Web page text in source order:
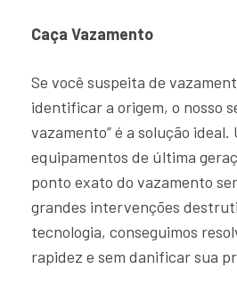
Caça Vazamento
Se você suspeita de
identificar a origem, o nosso
vazamento” é a solução ideal.
equipamentos de última
ponto exato do vazamento
grandes intervenções
tecnologia, conseguimos
rapidez e sem danificar sua